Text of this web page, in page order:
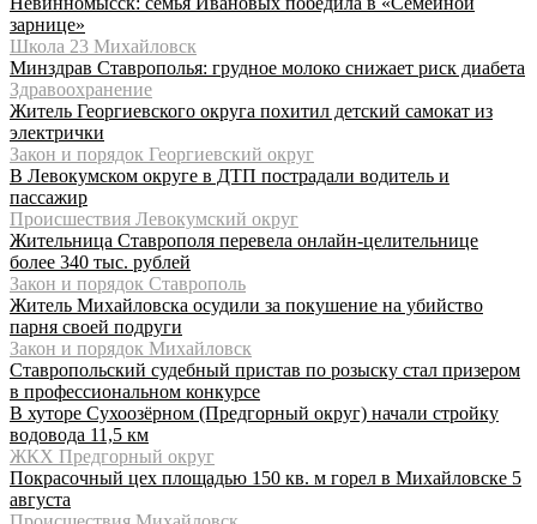
зарнице»
Школа 23 Михайловск
Минздрав Ставрополья: грудное молоко снижает риск диабета
Здравоохранение
Житель Георгиевского округа похитил детский самокат из
электрички
Закон и порядок Георгиевский округ
В Левокумском округе в ДТП пострадали водитель и
пассажир
Происшествия Левокумский округ
Жительница Ставрополя перевела онлайн-целительнице
более 340 тыс. рублей
Закон и порядок Ставрополь
Житель Михайловска осудили за покушение на убийство
парня своей подруги
Закон и порядок Михайловск
Ставропольский судебный пристав по розыску стал призером
в профессиональном конкурсе
В хуторе Сухоозёрном (Предгорный округ) начали стройку
водовода 11,5 км
ЖКХ Предгорный округ
Покрасочный цех площадью 150 кв. м горел в Михайловске 5
августа